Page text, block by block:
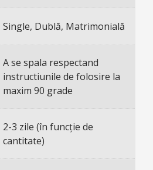
Single, Dublă, Matrimonială
A se spala respectand
instructiunile de folosire la
maxim 90 grade
2-3 zile (în funcție de
cantitate)